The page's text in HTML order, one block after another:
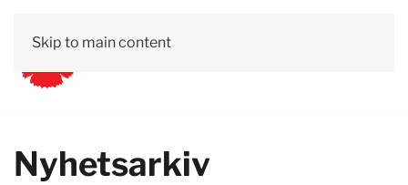
Skip to main content
Nyhetsarkiv